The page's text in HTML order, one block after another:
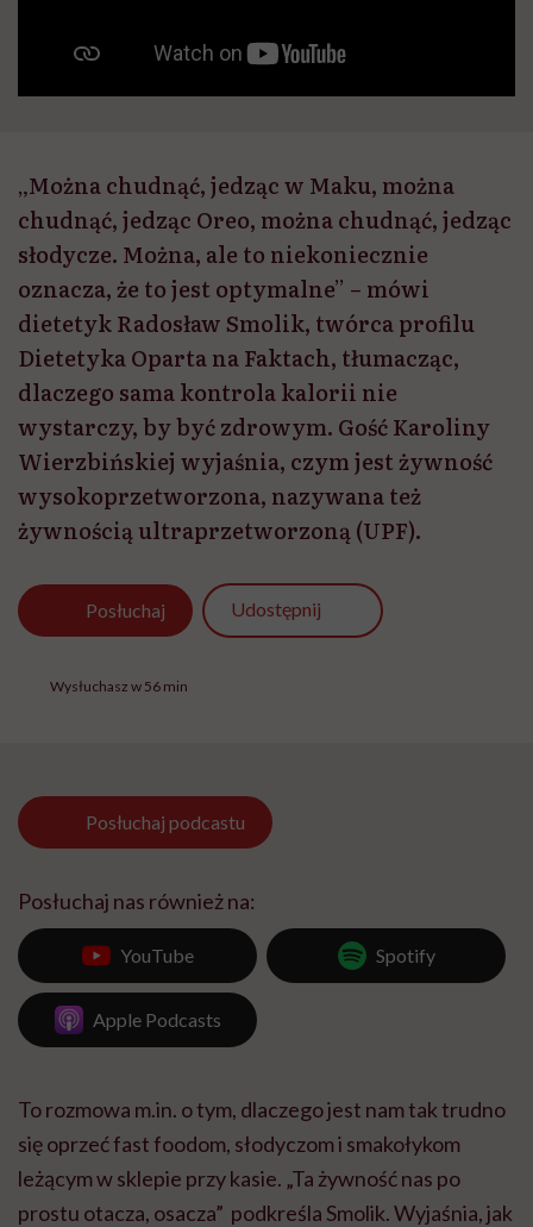
„Można chudnąć, jedząc w Maku, można
chudnąć, jedząc Oreo, można chudnąć, jedząc
słodycze. Można, ale to niekoniecznie
oznacza, że to jest optymalne” – mówi
dietetyk Radosław Smolik, twórca profilu
Dietetyka Oparta na Faktach, tłumacząc,
dlaczego sama kontrola kalorii nie
wystarczy, by być zdrowym. Gość Karoliny
Wierzbińskiej wyjaśnia, czym jest żywność
wysokoprzetworzona, nazywana też
żywnością ultraprzetworzoną (UPF).
Posłuchaj Udostępnij
Wysłuchasz w 56 min
Posłuchaj podcastu
Posłuchaj nas również na:
YouTube Spotify
Apple Podcasts
To rozmowa m.in. o tym, dlaczego jest nam tak trudno
się oprzeć fast foodom, słodyczom i smakołykom
leżącym w sklepie przy kasie. „Ta żywność nas po
prostu otacza, osacza” podkreśla Smolik. Wyjaśnia, jak